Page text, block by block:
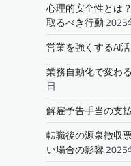
心理的安全性とは
取るべき行動 2025
営業を強くするAI
業務自動化で変わ
日
解雇予告手当の支
転職後の源泉徴収
い場合の影響2025